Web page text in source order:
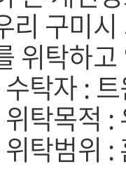
리 구미
위탁하
탁자 :
탁목적 :
탁범위 :